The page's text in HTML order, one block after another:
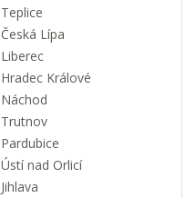
Teplice
Česká Lípa
Liberec
Hradec Králové
Náchod
Trutnov
Pardubice
Ústí nad Orlicí
Jihlava